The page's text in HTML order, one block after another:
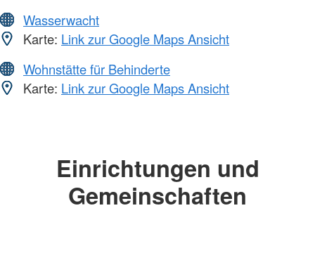
Wasserwacht
Karte: Link zur Google Maps Ansicht
Wohnstätte für Behinderte
Karte: Link zur Google Maps Ansicht
Einrichtungen und
Gemeinschaften